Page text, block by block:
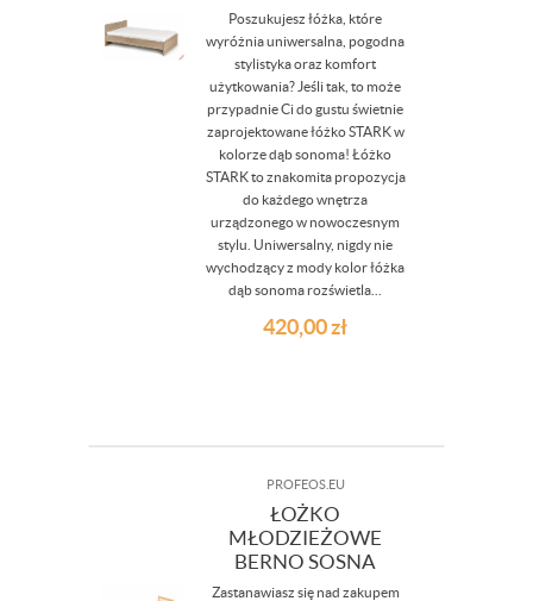
Poszukujesz łóżka, które
wyróżnia uniwersalna, pogodna
stylistyka oraz komfort
użytkowania? Jeśli tak, to może
przypadnie Ci do gustu świetnie
zaprojektowane łóżko STARK w
kolorze dąb sonoma! Łóżko
STARK to znakomita propozycja
do każdego wnętrza
urządzonego w nowoczesnym
stylu. Uniwersalny, nigdy nie
wychodzący z mody kolor łóżka
dąb sonoma rozświetla...
420,00zł
PROFEOS.EU
ŁOŻKO
MŁODZIEŻOWE
BERNO SOSNA
Zastanawiasz się nad zakupem